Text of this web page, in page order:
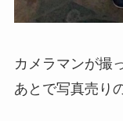
カメラマンが撮
あとで写真売り